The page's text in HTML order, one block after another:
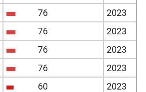
76
2023
76
2023
76
2023
76
2023
60
2023